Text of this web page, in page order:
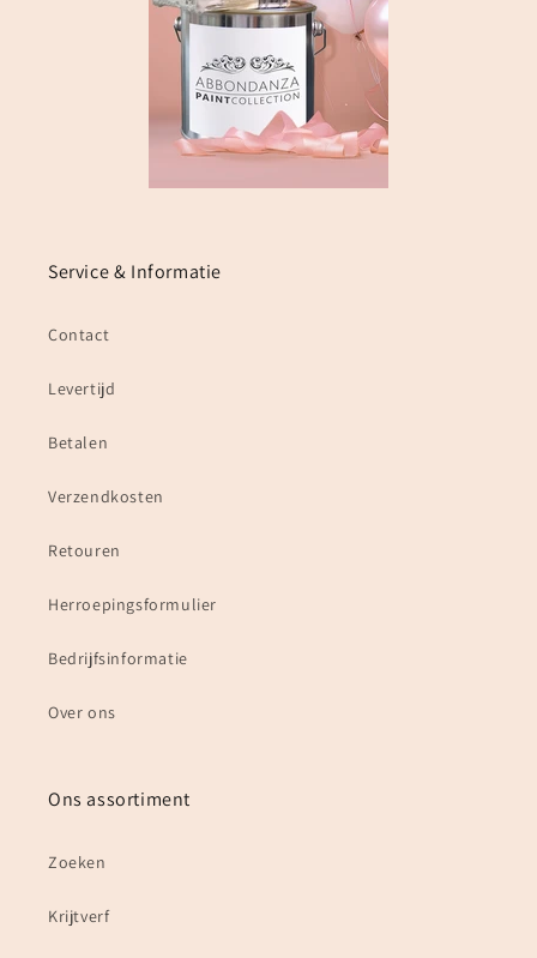
Service & Informatie
Contact
Levertijd
Betalen
Verzendkosten
Retouren
Herroepingsformulier
Bedrijfsinformatie
Over ons
Ons assortiment
Zoeken
Krijtverf